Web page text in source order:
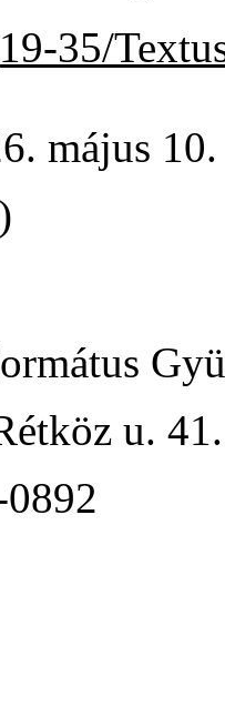
35/
10.
)
u. 41.